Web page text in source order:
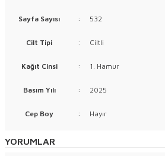
Sayfa Sayısı : 532
Cilt Tipi : Ciltli
Kağıt Cinsi : 1. Hamur
Basım Yılı : 2025
Cep Boy : Hayır
YORUMLAR